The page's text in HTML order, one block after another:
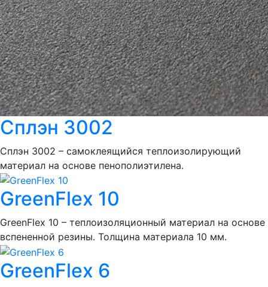
Сплэн 3002
Сплэн 3002 – самоклеящийся теплоизолирующий
материал на основе пенополиэтилена.
GreenFlex 10
GreenFlex 10 – теплоизоляционный материал на основе
вспененной резины. Толщина материала 10 мм.
GreenFlex 6